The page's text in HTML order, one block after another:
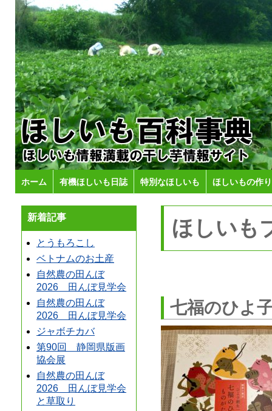
ホーム 有機ほしいも日誌 特別なほしいも ほしいもの作
新着記事
とうもろこし
ベトナムのお土産
自然農の田んぼ
2026 田んぼ見学会
自然農の田んぼ
2026 田んぼ見学会
ジャボチカバ
第90回 静岡県版画
協会展
自然農の田んぼ
2026 田んぼ見学会
と草取り
ほしいも
七福のひよ